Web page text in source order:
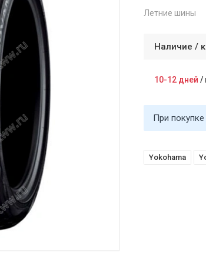
Летние шины
Наличие /
10-12 дней /
При
Yokohama